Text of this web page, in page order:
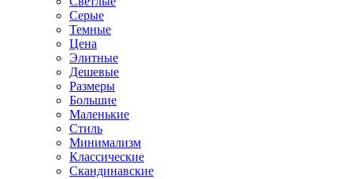
Серые
Темные
Цена
Элитные
Дешевые
Размеры
Большие
Маленькие
Стиль
Минимализм
Классические
Скандинавские